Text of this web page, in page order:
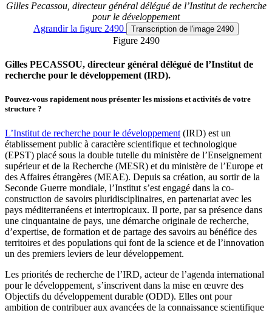
Gilles Pecassou, directeur général délégué de l’Institut de recherche
pour le développement
Agrandirla figure 2490 Transcription de l'image 2490
Figure 2490
Gilles PECASSOU, directeur général délégué de l’Institut de
recherche pour le développement (IRD).
Pouvez-vous rapidement nous présenter les missions et activités de votre
structure ?
L’Institut de recherche pour le développement (IRD) est un
établissement public à caractère scientifique et technologique
(EPST) placé sous la double tutelle du ministère de l’Enseignement
supérieur et de la Recherche (MESR) et du ministère de l’Europe et
des Affaires étrangères (MEAE). Depuis sa création, au sortir de la
Seconde Guerre mondiale, l’Institut s’est engagé dans la co-
construction de savoirs pluridisciplinaires, en partenariat avec les
pays méditerranéens et intertropicaux. Il porte, par sa présence dans
une cinquantaine de pays, une démarche originale de recherche,
d’expertise, de formation et de partage des savoirs au bénéfice des
territoires et des populations qui font de la science et de l’innovation
un des premiers leviers de leur développement.
Les priorités de recherche de l’IRD, acteur de l’agenda international
pour le développement, s’inscrivent dans la mise en œuvre des
Objectifs du développement durable (ODD). Elles ont pour
ambition de contribuer aux avancées de la connaissance scientifique